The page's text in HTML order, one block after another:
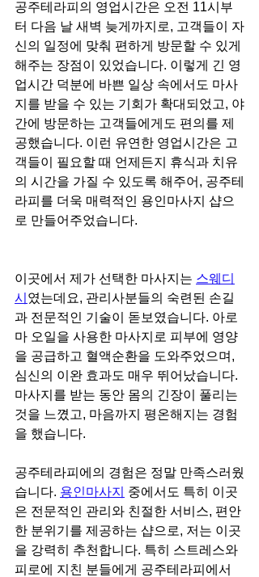
공주테라피의 영업시간은 오전 11시부
터 다음 날 새벽 늦게까지로, 고객들이 자
신의 일정에 맞춰 편하게 방문할 수 있게
해주는 장점이 있었습니다. 이렇게 긴 영
업시간 덕분에 바쁜 일상 속에서도 마사
지를 받을 수 있는 기회가 확대되었고, 야
간에 방문하는 고객들에게도 편의를 제
공했습니다. 이런 유연한 영업시간은 고
객들이 필요할 때 언제든지 휴식과 치유
의 시간을 가질 수 있도록 해주어, 공주테
라피를 더욱 매력적인 용인마사지 샵으
로 만들어주었습니다.
이곳에서 제가 선택한 마사지는 스웨디
시 였는데요, 관리사분들의 숙련된 손길
과 전문적인 기술이 돋보였습니다. 아로
마 오일을 사용한 마사지로 피부에 영양
을 공급하고 혈액순환을 도와주었으며,
심신의 이완 효과도 매우 뛰어났습니다.
마사지를 받는 동안 몸의 긴장이 풀리는
것을 느꼈고, 마음까지 평온해지는 경험
을 했습니다.
공주테라피에의 경험은 정말 만족스러웠
습니다. 용인마사지
중에서도 특히 이곳
은 전문적인 관리와 친절한 서비스, 편안
한 분위기를 제공하는 샵으로, 저는 이곳
을 강력히 추천합니다. 특히 스트레스와
피로에 지친 분들에게 공주테라피에서